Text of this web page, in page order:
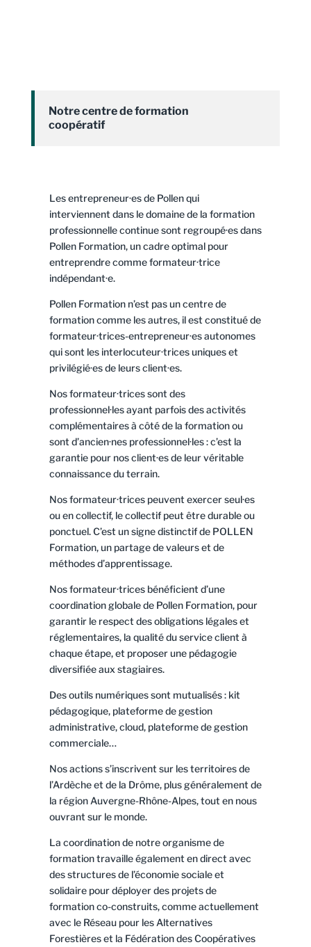
Notre centre de formation
coopératif
Les entrepreneur·es de Pollen qui
interviennent dans le domaine de la formation
professionnelle continue sont regroupé·es dans
Pollen Formation, un cadre optimal pour
entreprendre comme formateur·trice
indépendant·e.
Pollen Formation n’est pas un centre de
formation comme les autres, il est constitué de
formateur·trices-entrepreneur·es autonomes
qui sont les interlocuteur·trices uniques et
privilégié·es de leurs client·es.
Nos formateur·trices sont des
professionnel·les ayant parfois des activités
complémentaires à côté de la formation ou
sont d’ancien·nes professionnel·les : c’est la
garantie pour nos client·es de leur véritable
connaissance du terrain.
Nos formateur·trices peuvent exercer seul·es
ou en collectif, le collectif peut être durable ou
ponctuel. C’est un signe distinctif de POLLEN
Formation, un partage de valeurs et de
méthodes d’apprentissage.
Nos formateur·trices bénéficient d’une
coordination globale de Pollen Formation, pour
garantir le respect des obligations légales et
réglementaires, la qualité du service client à
chaque étape, et proposer une pédagogie
diversifiée aux stagiaires.
Des outils numériques sont mutualisés : kit
pédagogique, plateforme de gestion
administrative, cloud, plateforme de gestion
commerciale…
Nos actions s’inscrivent sur les territoires de
l’Ardèche et de la Drôme, plus généralement de
la région Auvergne-Rhône-Alpes, tout en nous
ouvrant sur le monde.
La coordination de notre organisme de
formation travaille également en direct avec
des structures de l’économie sociale et
solidaire pour déployer des projets de
formation co-construits, comme actuellement
avec le Réseau pour les Alternatives
Forestières et la Fédération des Coopératives